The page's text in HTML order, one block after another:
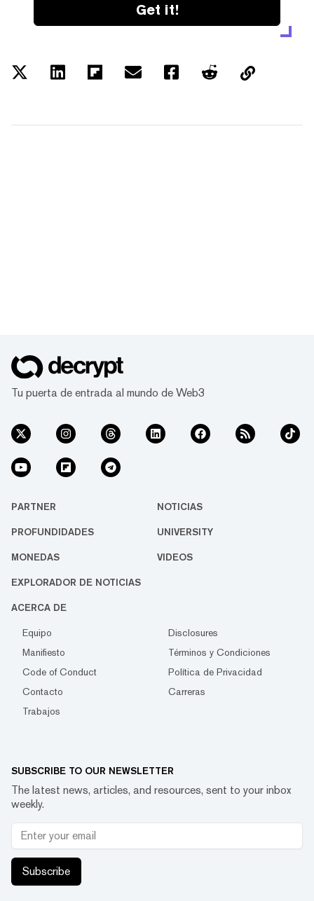
Get it!
Tu puerta de entrada al mundo de Web3
PARTNER NOTICIAS
PROFUNDIDADES UNIVERSITY
MONEDAS VIDEOS
EXPLORADOR DE NOTICIAS
ACERCA DE
Equipo
Disclosures
Manifiesto
Términos y Condiciones
Code of Conduct
Política de Privacidad
Contacto
Carreras
Trabajos
SUBSCRIBE TO OUR NEWSLETTER
The latest news, articles, and resources, sent to your inbox
weekly.
Subscribe